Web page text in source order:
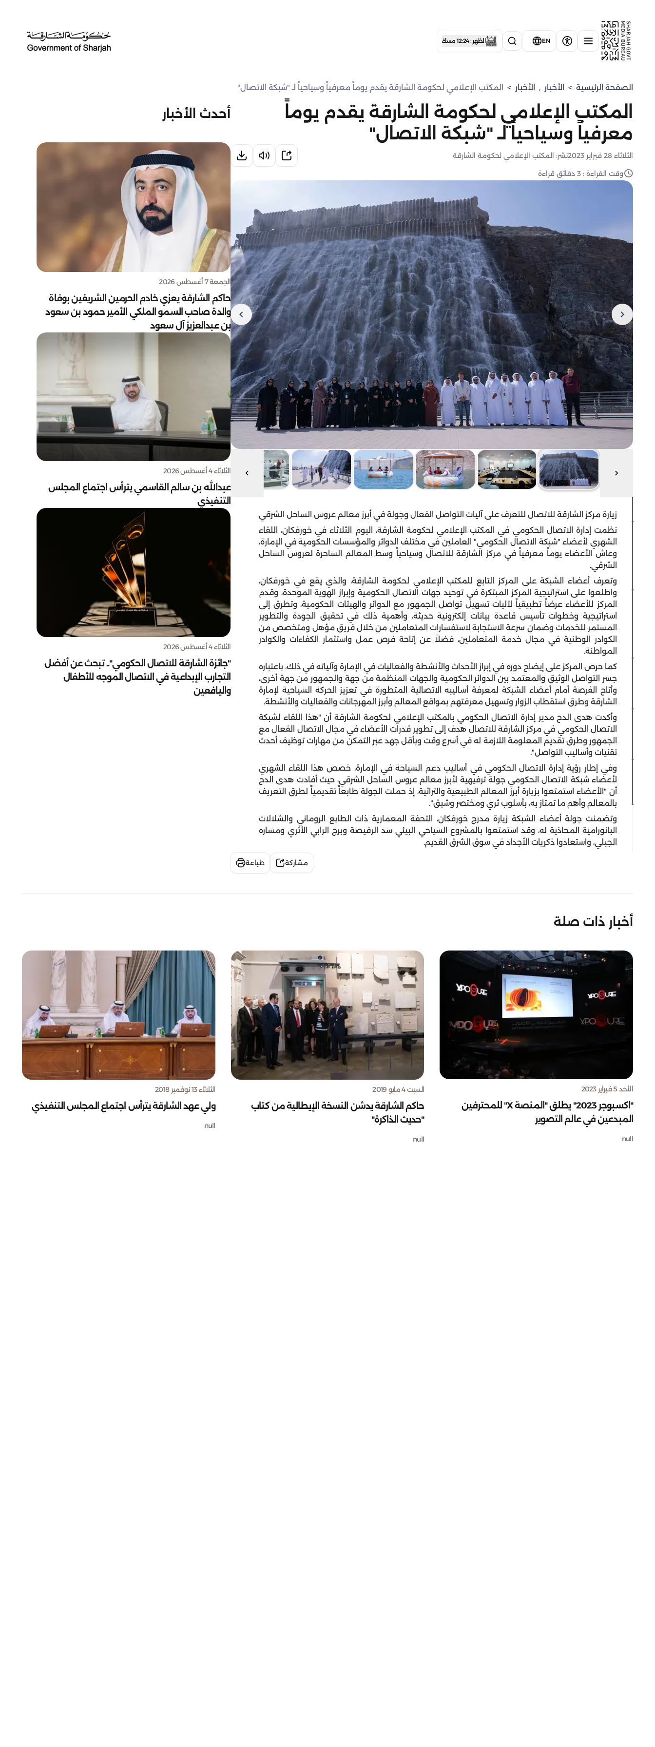
EN الظهر : 12:24 مساءً
الصفحة الرئيسية > الأخبار , الأخبار > المكتب الإعلامي لحكومة الشارقة يقدم يوماً معرفياً وسياحياً لـ "شبكة الاتصال"
المكتب الإعلامي لحكومة الشارقة يقدم يوماً
معرفياً وسياحياً لـ "شبكة الاتصال"
الثلاثاء 28 فبراير 2023 نشر: المكتب الإعلامي لحكومة الشارقة
وقت القراءة : 3 دقائق قراءة
زيارة مركز الشارقة للاتصال للتعرف على آليات التواصل الفعال وجولة في أبرز معالم عروس الساحل الشرقي
نظمت إدارة الاتصال الحكومي في المكتب الإعلامي لحكومة الشارقة، اليوم الثلاثاء في خورفكان، اللقاء
الشهري لأعضاء "شبكة الاتصال الحكومي" العاملين في مختلف الدوائر والمؤسسات الحكومية في الإمارة،
وعاش الأعضاء يوماً معرفياً في مركز الشارقة للاتصال وسياحياً وسط المعالم الساحرة لعروس الساحل
الشرقي.
وتعرف أعضاء الشبكة على المركز التابع للمكتب الإعلامي لحكومة الشارقة، والذي يقع في خورفكان،
واطلعوا على استراتيجية المركز المبتكرة في توحيد جهات الاتصال الحكومية وإبراز الهوية الموحدة، وقدم
المركز للأعضاء عرضاً تطبيقياً لآليات تسهيل تواصل الجمهور مع الدوائر والهيئات الحكومية، وتطرق إلى
استراتيجية وخطوات تأسيس قاعدة بيانات إلكترونية حديثة، وأهمية ذلك في تحقيق الجودة والتطوير
المستمر للخدمات وضمان سرعة الاستجابة لاستفسارات المتعاملين من خلال فريق مؤهل ومتخصص من
الكوادر الوطنية في مجال خدمة المتعاملين، فضلاً عن إتاحة فرص عمل واستثمار الكفاءات والكوادر
المواطنة.
كما حرص المركز على إيضاح دوره في إبراز الأحداث والأنشطة والفعاليات في الإمارة وآلياته في ذلك، باعتباره
جسر التواصل الوثيق والمعتمد بين الدوائر الحكومية والجهات المنظمة من جهة والجمهور من جهة أخرى،
وأتاح الفرصة أمام أعضاء الشبكة لمعرفة أساليبه الاتصالية المتطورة في تعزيز الحركة السياحية لإمارة
الشارقة وطرق استقطاب الزوار وتسهيل معرفتهم بمواقع المعالم وأبرز المهرجانات والفعاليات والأنشطة.
وأكدت هدى الدح مدير إدارة الاتصال الحكومي بالمكتب الإعلامي لحكومة الشارقة أن "هذا اللقاء لشبكة
الاتصال الحكومي في مركز الشارقة للاتصال هدف إلى تطوير قدرات الأعضاء في مجال الاتصال الفعال مع
الجمهور وطرق تقديم المعلومة اللازمة له في أسرع وقت وبأقل جهد عبر التمكن من مهارات توظيف أحدث
تقنيات وأساليب التواصل".
وفي إطار رؤية إدارة الاتصال الحكومي في أساليب دعم السياحة في الإمارة، خصص هذا اللقاء الشهري
لأعضاء شبكة الاتصال الحكومي جولة ترفيهية لأبرز معالم عروس الساحل الشرقي، حيث أفادت هدى الدح
أن "الأعضاء استمتعوا بزيارة أبرز المعالم الطبيعية والتراثية، إذ حملت الجولة طابعاً تقديمياً لطرق التعريف
بالمعالم وأهم ما تمتاز به، بأسلوب ثري ومختصر وشيق".
وتضمنت جولة أعضاء الشبكة زيارة مدرج خورفكان، التحفة المعمارية ذات الطابع الروماني والشلالات
البانورامية المحاذية له، وقد استمتعوا بالمشروع السياحي البيئي سد الرفيصة وبرج الرابي الأثري ومساره
الجبلي، واستعادوا ذكريات الأجداد في سوق الشرق القديم.
مشاركة طباعة
أحدث الأخبار
الجمعة 7 أغسطس 2026
حاكم الشارقة يعزي خادم الحرمين الشريفين بوفاة
والدة صاحب السمو الملكي الأمير حمود بن سعود
بن عبدالعزيز آل سعود
الثلاثاء 4 أغسطس 2026
عبدالله بن سالم القاسمي يترأس اجتماع المجلس
التنفيذي
الثلاثاء 4 أغسطس 2026
"جائزة الشارقة للاتصال الحكومي".. تبحث عن أفضل
التجارب الإبداعية في الاتصال الموجه للأطفال
واليافعين
أخبار ذات صلة
الأحد 5 فبراير 2023
"اكسبوجر 2023" يطلق "المنصة X" للمحترفين
المبدعين في عالم التصوير
null
السبت 4 مايو 2019
حاكم الشارقة يدشن النسخة الإيطالية من كتاب
"حديث الذاكرة"
null
الثلاثاء 13 نوفمبر 2018
ولي عهد الشارقة يترأس اجتماع المجلس التنفيذي
null